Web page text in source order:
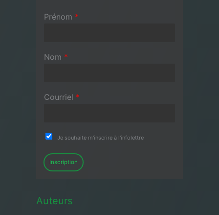
Prénom *
Nom *
Courriel *
Je souhaite m'inscrire à l'infolettre
Inscription
Auteurs